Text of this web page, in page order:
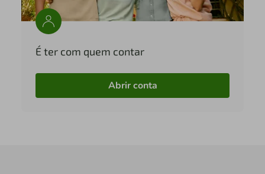
É ter com quem contar
Abrir conta